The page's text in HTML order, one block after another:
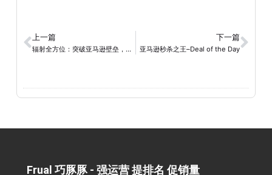
上一篇
辐射全方位：突破亚马逊壁垒，站外推广奇招揭秘！
下一篇
亚马逊秒杀之王–Deal of the Day
Frual 巧豚豚 - 强运营 提排名 促销量​